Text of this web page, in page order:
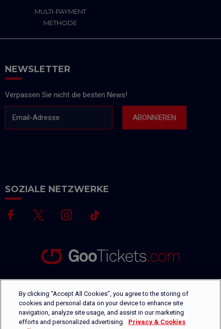
MULTI-PAYMENT
METHODE
NEWSLETTER
Verpassen Sie nicht die besten News!
Email-Adresse ABONNIEREN
SOZIALE NETZWERKE
Gootickets.com ist ein offizieller Ticketanbieter für weltweite
Sportevents im Bereich Formel 1®, MotoGP, Motocross und Tennis.
Vom Stehplatzbereich bis hin zu massgeschneiderten VIP- Paketen:
unser Team kann Ihnen die besten Angebote auf dem Markt
By clicking “Accept All Cookies”, you agree to the storing of
cookies and personal data on your device to enhance site
navigation, analyze site usage, and assist in our marketing
efforts and personalized advertising. Privacy & Cookies